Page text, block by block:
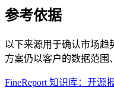
参考依据
以下来源用于确认市场趋
方案仍以客户的数据范围
FineReport 知识库：开源